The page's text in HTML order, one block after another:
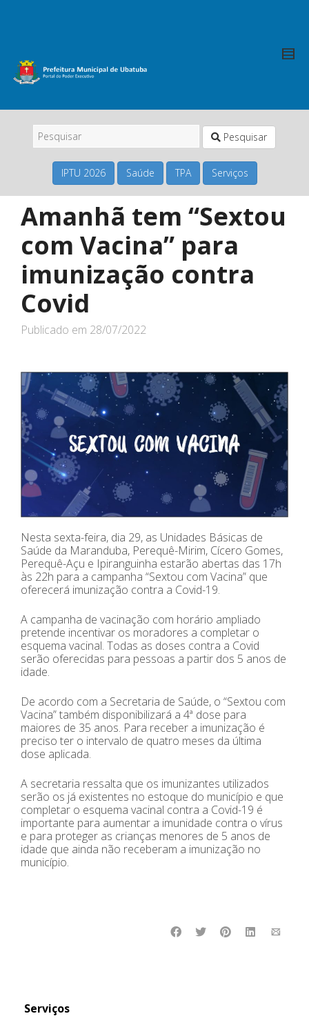
Pesquisar
IPTU 2026 Saúde TPA Serviços
Amanhã tem “Sextou
com Vacina” para
imunização contra
Covid
Publicado em 28/07/2022
Nesta sexta-feira, dia 29, as Unidades Básicas de
Saúde da Maranduba, Perequê-Mirim, Cícero Gomes,
Perequê-Açu e Ipiranguinha estarão abertas das 17h
às 22h para a campanha “Sextou com Vacina” que
oferecerá imunização contra a Covid-19.
A campanha de vacinação com horário ampliado
pretende incentivar os moradores a completar o
esquema vacinal. Todas as doses contra a Covid
serão oferecidas para pessoas a partir dos 5 anos de
idade.
De acordo com a Secretaria de Saúde, o “Sextou com
Vacina” também disponibilizará a 4ª dose para
maiores de 35 anos. Para receber a imunização é
preciso ter o intervalo de quatro meses da última
dose aplicada.
A secretaria ressalta que os imunizantes utilizados
serão os já existentes no estoque do município e que
completar o esquema vacinal contra a Covid-19 é
importante para aumentar a imunidade contra o vírus
e para proteger as crianças menores de 5 anos de
idade que ainda não receberam a imunização no
município.
Serviços